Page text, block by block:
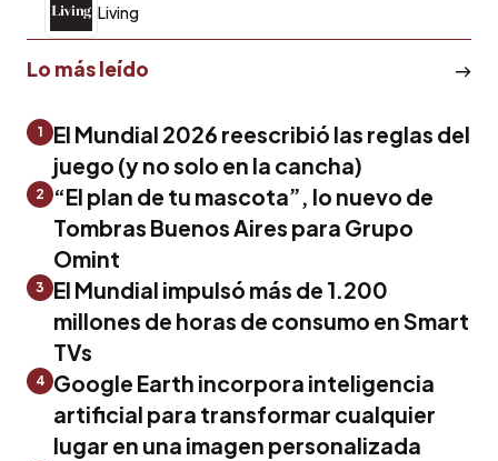
Living
Lo más leído
1
El Mundial 2026 reescribió las reglas del
juego (y no solo en la cancha)
2
“El plan de tu mascota”, lo nuevo de
Tombras Buenos Aires para Grupo
Omint
3
El Mundial impulsó más de 1.200
millones de horas de consumo en Smart
TVs
4 Google Earth incorpora inteligencia
artificial para transformar cualquier
lugar en una imagen personalizada